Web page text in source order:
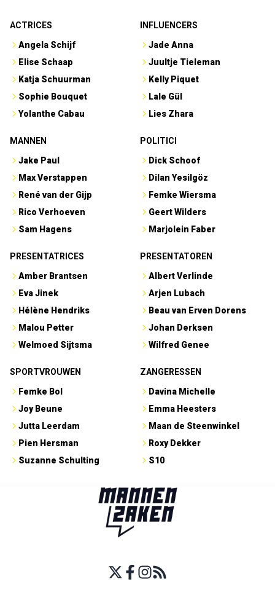
ACTRICES
Angela Schijf
Elise Schaap
Katja Schuurman
Sophie Bouquet
Yolanthe Cabau
INFLUENCERS
Jade Anna
Juultje Tieleman
Kelly Piquet
Lale Gül
Lies Zhara
MANNEN
Jake Paul
Max Verstappen
René van der Gijp
Rico Verhoeven
Sam Hagens
POLITICI
Dick Schoof
Dilan Yesilgöz
Femke Wiersma
Geert Wilders
Marjolein Faber
PRESENTATRICES
Amber Brantsen
Eva Jinek
Hélène Hendriks
Malou Petter
Welmoed Sijtsma
PRESENTATOREN
Albert Verlinde
Arjen Lubach
Beau van Erven Dorens
Johan Derksen
Wilfred Genee
SPORTVROUWEN
Femke Bol
Joy Beune
Jutta Leerdam
Pien Hersman
Suzanne Schulting
ZANGERESSEN
Davina Michelle
Emma Heesters
Maan de Steenwinkel
Roxy Dekker
S10